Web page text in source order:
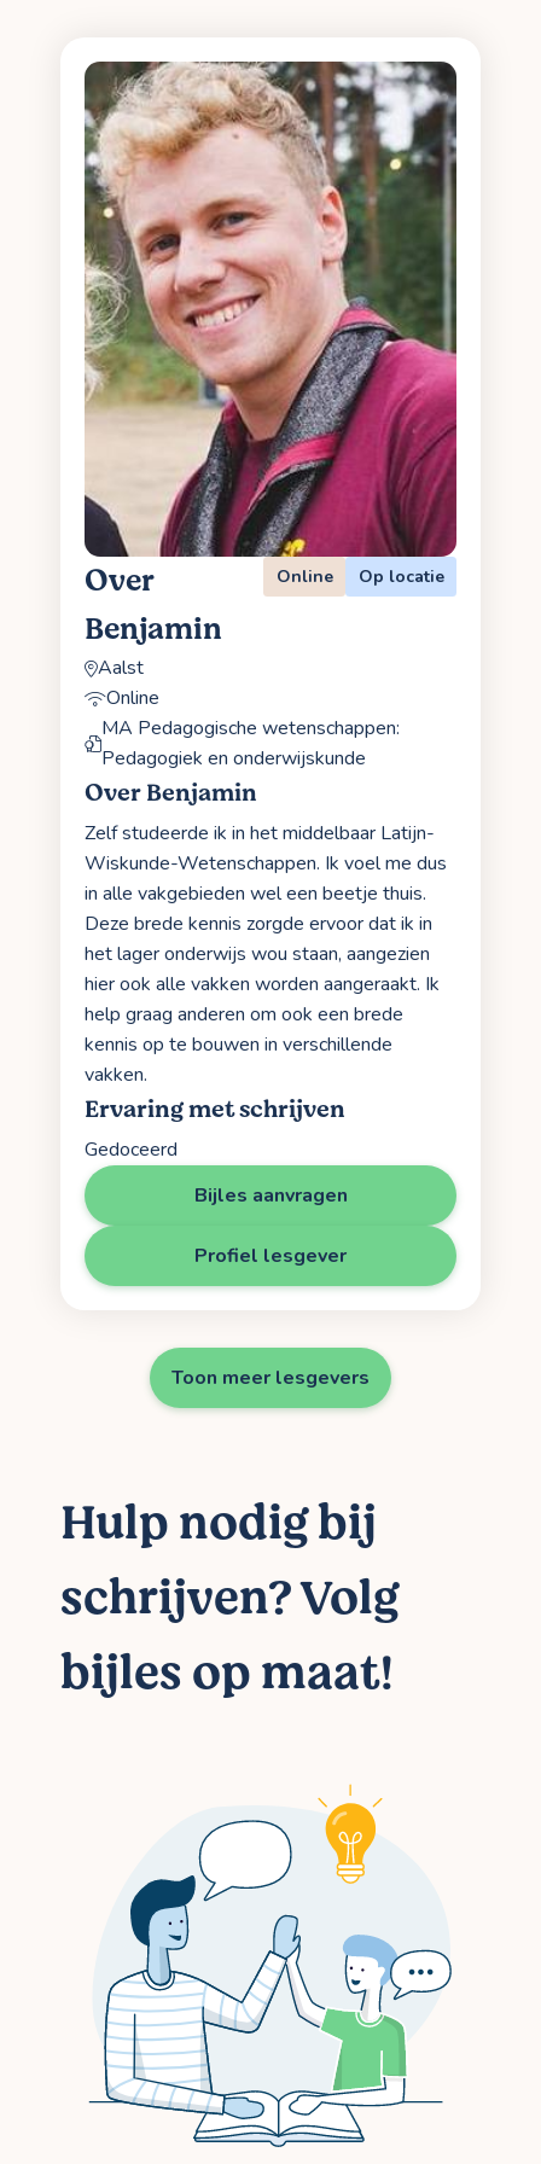
Over
Benjamin
Online Op locatie
Aalst
Online
MA Pedagogische wetenschappen:
Pedagogiek en onderwijskunde
Over Benjamin
Zelf studeerde ik in het middelbaar Latijn-
Wiskunde-Wetenschappen. Ik voel me dus
in alle vakgebieden wel een beetje thuis.
Deze brede kennis zorgde ervoor dat ik in
het lager onderwijs wou staan, aangezien
hier ook alle vakken worden aangeraakt. Ik
help graag anderen om ook een brede
kennis op te bouwen in verschillende
vakken.
Ervaring met schrijven
Gedoceerd
Bijles aanvragen
Profiel lesgever
Toon meer lesgevers
Hulp nodig bij
schrijven? Volg
bijles op maat!